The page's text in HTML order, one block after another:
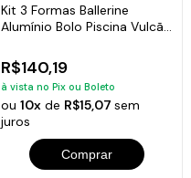
Kit 3 Formas Ballerine
Alumínio Bolo Piscina Vulcão
R$140,19
à vista no Pix ou Boleto
ou 10xde R$15,07 sem
juros
Comprar